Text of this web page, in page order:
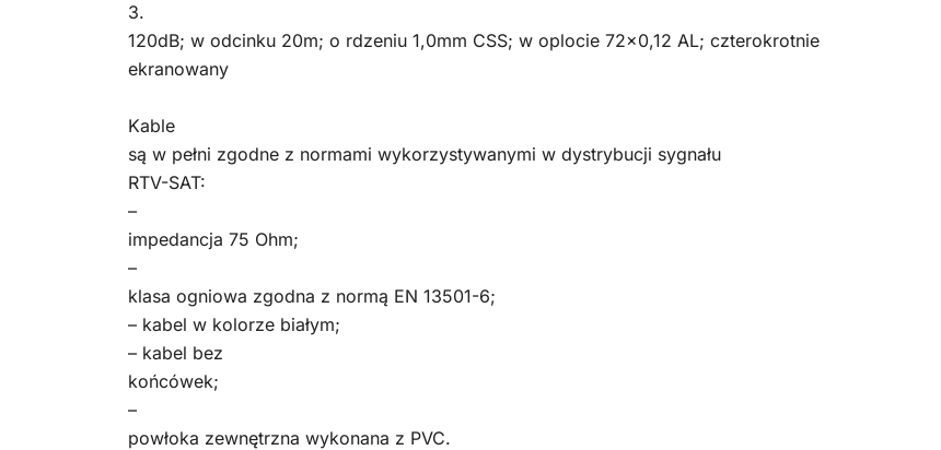
3.
120dB; w odcinku 20m; o rdzeniu 1,0mm CSS; w oplocie 72×0,12 AL; czterokrotnie
ekranowany
Kable
są w pełni zgodne z normami wykorzystywanymi w dystrybucji sygnału
RTV-SAT:
–
impedancja 75 Ohm;
–
klasa ogniowa zgodna z normą EN 13501-6;
– kabel w kolorze białym;
– kabel bez
końcówek;
–
powłoka zewnętrzna wykonana z PVC.